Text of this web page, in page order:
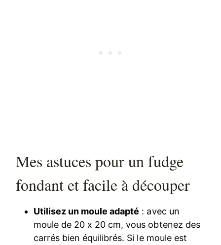
Mes astuces pour un fudge
fondant et facile à découper
Utilisez un moule adapté : avec un
moule de 20 x 20 cm, vous obtenez des
carrés bien équilibrés. Si le moule est